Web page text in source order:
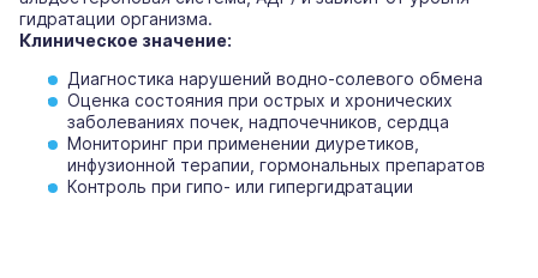
гидратации организма.
Клиническое значение:
Диагностика нарушений водно-солевого обмена
Оценка состояния при острых и хронических
заболеваниях почек, надпочечников, сердца
Мониторинг при применении диуретиков,
инфузионной терапии, гормональных препаратов
Контроль при гипо- или гипергидратации